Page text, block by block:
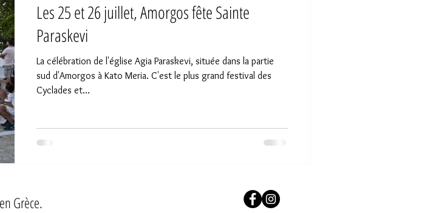
Les 25 et 26 juillet, Amorgos fête Sainte
Paraskevi
La célébration de l'église Agia Paraskevi, située dans la partie
sud d'Amorgos à Kato Meria. C'est le plus grand festival des
Cyclades et...
Grèce.